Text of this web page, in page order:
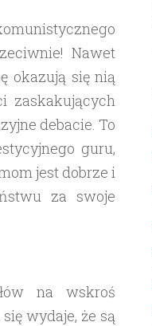
Nawet
okazują się nią
zaskakujących
debacie. To
guru,
jest dobrze i
za swoje
na wskroś
wydaje, że są